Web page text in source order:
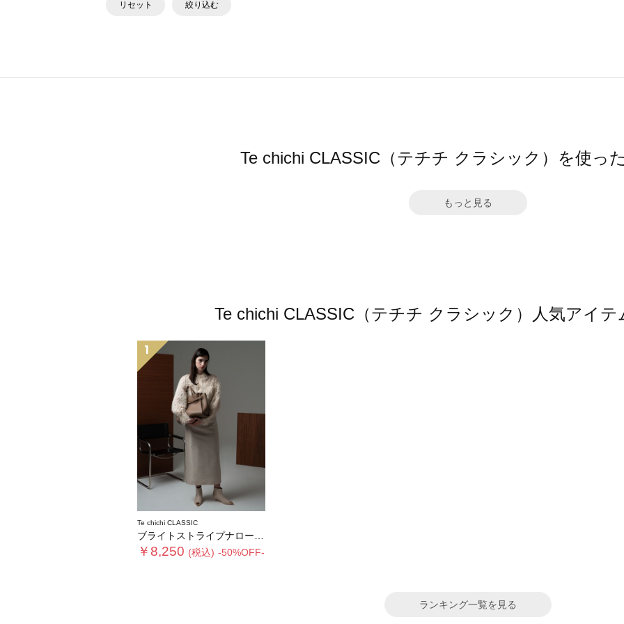
リセット 絞り込む
Te chichi CLASSIC（テチチ クラシック）を使っ
もっと見る
Te chichi CLASSIC（テチチ クラシック）人気アイ
1
Te chichi CLASSIC
ブライトストライプナロースカート《2025winter catalog item》
￥8,250 (税込) -50%OFF-
ランキング一覧を見る